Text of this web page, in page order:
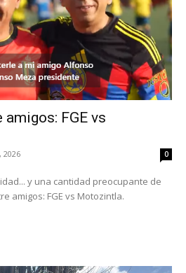
FGE vs
2026 0
y una cantidad preocupante de
amigos: FGE vs Motozintla.